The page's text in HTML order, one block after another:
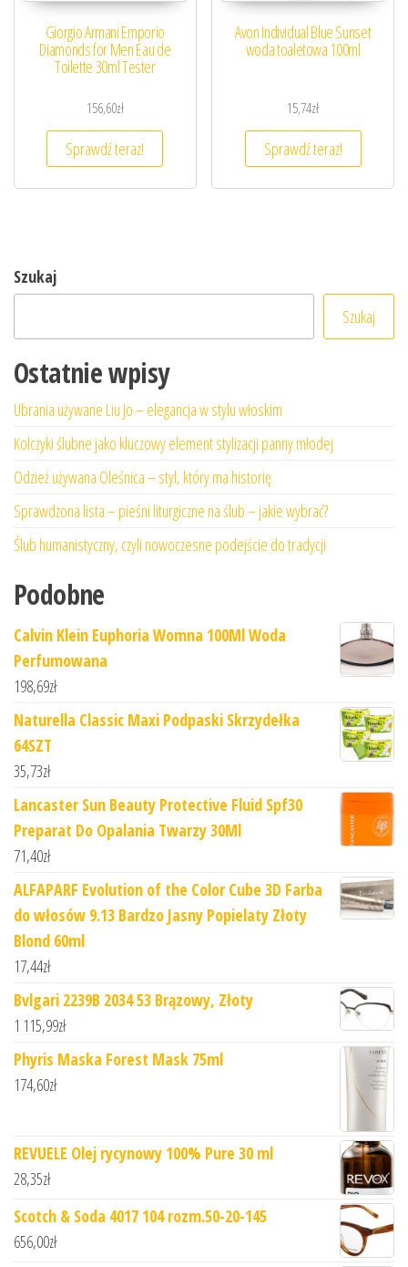
Giorgio Armani Emporio
Diamonds for Men Eau de
Toilette 30ml Tester
156,60zł
Sprawdź teraz!
Avon Individual Blue Sunset
woda toaletowa 100ml
15,74zł
Sprawdź teraz!
Szukaj
Szukaj
Ostatnie wpisy
Ubrania używane Liu Jo – elegancja w stylu włoskim
Kolczyki ślubne jako kluczowy element stylizacji panny młodej
Odzież używana Oleśnica – styl, który ma historię
Sprawdzona lista – pieśni liturgiczne na ślub – jakie wybrać?
Ślub humanistyczny, czyli nowoczesne podejście do tradycji
Podobne
Calvin Klein Euphoria Womna 100Ml Woda
Perfumowana
198,69zł
Naturella Classic Maxi Podpaski Skrzydełka
64SZT
35,73zł
Lancaster Sun Beauty Protective Fluid Spf30
Preparat Do Opalania Twarzy 30Ml
71,40zł
ALFAPARF Evolution of the Color Cube 3D Farba
do włosów 9.13 Bardzo Jasny Popielaty Złoty
Blond 60ml
17,44zł
Bvlgari 2239B 2034 53 Brązowy, Złoty
1 115,99zł
Phyris Maska Forest Mask 75ml
174,60zł
REVUELE Olej rycynowy 100% Pure 30 ml
28,35zł
Scotch & Soda 4017 104 rozm.50-20-145
656,00zł